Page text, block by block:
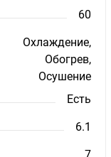
60
Охлаждение,
Обогрев,
Осушение
Есть
6.1